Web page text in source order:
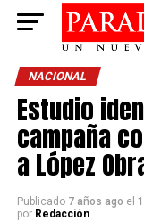
NACIONAL
Estudio
campaña
a López
Publicado 7 años ago el
por Redacción